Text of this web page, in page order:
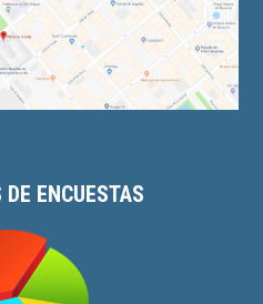
DE ENCUESTAS